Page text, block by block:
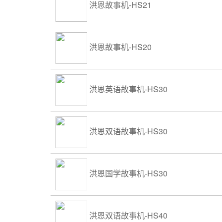
洪恩故事机-HS21
洪恩故事机-HS20
洪恩英语故事机-HS30
洪恩双语故事机-HS30
洪恩国学故事机-HS30
洪恩双语故事机-HS40